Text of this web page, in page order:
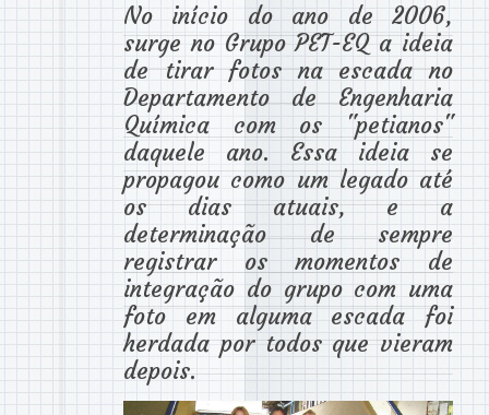
No início do ano de 2006,
surge no Grupo PET-EQ a ideia
de tirar fotos na escada no
Departamento de Engenharia
Química com os "petianos"
daquele ano. Essa ideia se
propagou como um legado até
os dias atuais, e a
determinação de sempre
registrar os momentos de
integração do grupo com uma
foto em alguma escada foi
herdada por todos que vieram
depois.